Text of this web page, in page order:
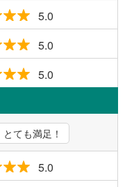
5.0
5.0
5.0
とても満足！
5.0